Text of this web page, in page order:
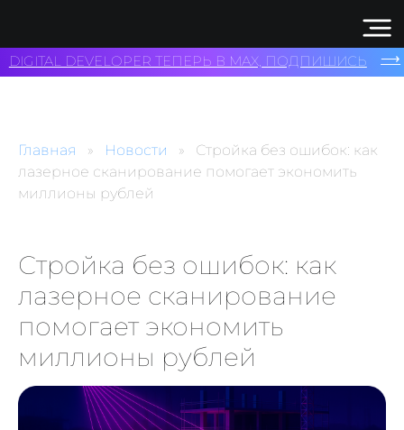
Главная Новости
Стройка без ошибок: как
лазерное сканирование помогает экономить
миллионы рублей
Стройка без ошибок: как
лазерное сканирование
помогает экономить
миллионы рублей